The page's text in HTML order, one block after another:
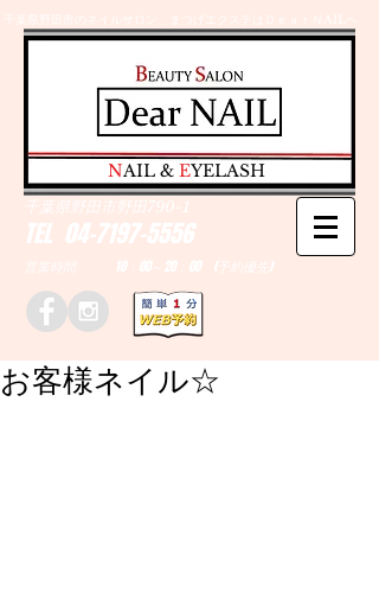
千葉県野田市のネイルサロン、まつげエクステはＤｅａｒＮAILへ
TEL 04-7197-5556
営業時間 10：00～20：00 (予約優先)
千葉県野田市野田790-1
​NAIL & EYELASH
お客様ネイル☆